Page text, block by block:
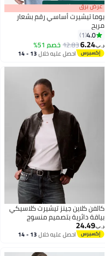
00m:00s
·باقي 100% عرض برق
بوما تيشيرت أساسي رقم بشعار
مريح
4.0
1
د.ب‏6.24
12.83خصم 51%
احصل عليه خلال 13 - 14
كالفن كلاين جينز تيشيرت كلاسيكي
بياقة دائرية بتصميم منسوج
د.ب‏24.49
احصل عليه خلال 13 - 14